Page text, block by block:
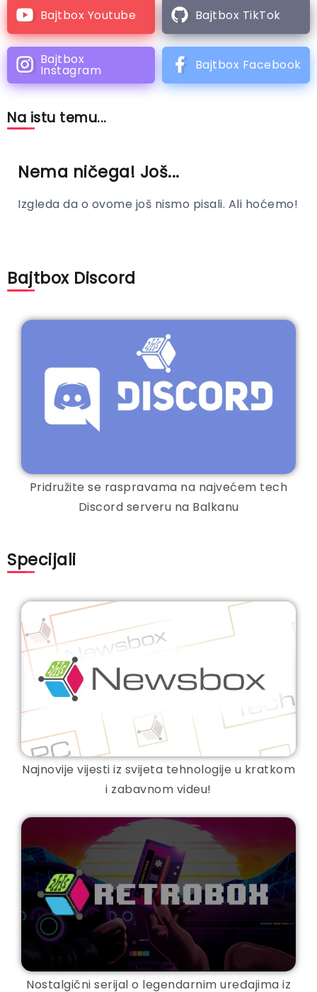
Bajtbox Youtube Bajtbox TikTok
Bajtbox
Instagram Bajtbox Facebook
Na istu temu...
Nema ničega! Još...
Izgleda da o ovome još nismo pisali. Ali hoćemo!
Bajtbox Discord
Pridružite se raspravama na najvećem tech
Discord serveru na Balkanu
Specijali
Najnovije vijesti iz svijeta tehnologije u kratkom
i zabavnom videu!
Nostalgični serijal o legendarnim uređajima iz